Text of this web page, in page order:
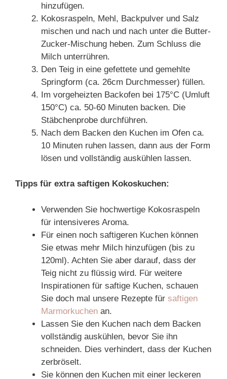
hinzufügen.
Kokosraspeln, Mehl, Backpulver und Salz
mischen und nach und nach unter die Butter-
Zucker-Mischung heben. Zum Schluss die
Milch unterrühren.
Den Teig in eine gefettete und gemehlte
Springform (ca. 26cm Durchmesser) füllen.
Im vorgeheizten Backofen bei 175°C (Umluft
150°C) ca. 50-60 Minuten backen. Die
Stäbchenprobe durchführen.
Nach dem Backen den Kuchen im Ofen ca.
10 Minuten ruhen lassen, dann aus der Form
lösen und vollständig auskühlen lassen.
Tipps für extra saftigen Kokoskuchen:
Verwenden Sie hochwertige Kokosraspeln
für intensiveres Aroma.
Für einen noch saftigeren Kuchen können
Sie etwas mehr Milch hinzufügen (bis zu
120ml). Achten Sie aber darauf, dass der
Teig nicht zu flüssig wird. Für weitere
Inspirationen für saftige Kuchen, schauen
Sie doch mal unsere Rezepte für saftigen
Marmorkuchen an.
Lassen Sie den Kuchen nach dem Backen
vollständig auskühlen, bevor Sie ihn
schneiden. Dies verhindert, dass der Kuchen
zerbröselt.
Sie können den Kuchen mit einer leckeren